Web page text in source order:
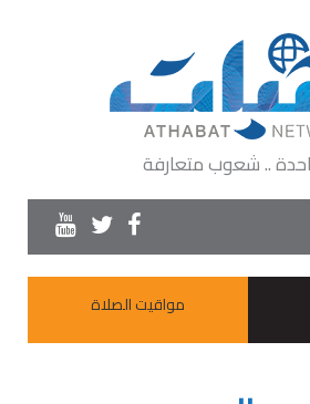
.. شعوب متعارفة
مواقيت الصلاة